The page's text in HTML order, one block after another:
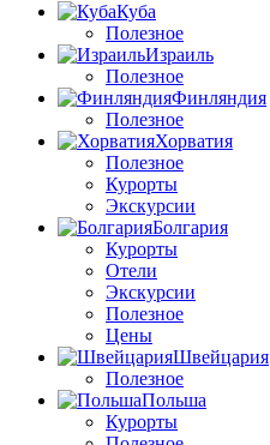
Куба
Полезное
Израиль
Полезное
Финляндия
Полезное
Хорватия
Полезное
Курорты
Экскурсии
Болгария
Курорты
Отели
Экскурсии
Полезное
Цены
Швейцария
Полезное
Польша
Курорты